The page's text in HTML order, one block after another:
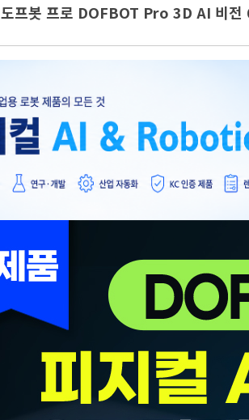
도프봇 프로 DOFBOT Pro 3D AI 비전